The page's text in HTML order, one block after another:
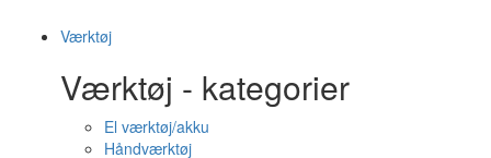
Værktøj
Værktøj - kategorier
El værktøj/akku
Håndværktøj